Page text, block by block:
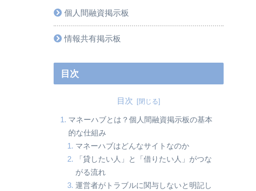
個人間融資掲示板
情報共有掲示板
目次
目次
マネーハブとは？個人間融資掲示板の基本
的な仕組み
マネーハブはどんなサイトなのか
「貸したい人」と「借りたい人」がつな
がる流れ
運営者がトラブルに関与しないと明記し